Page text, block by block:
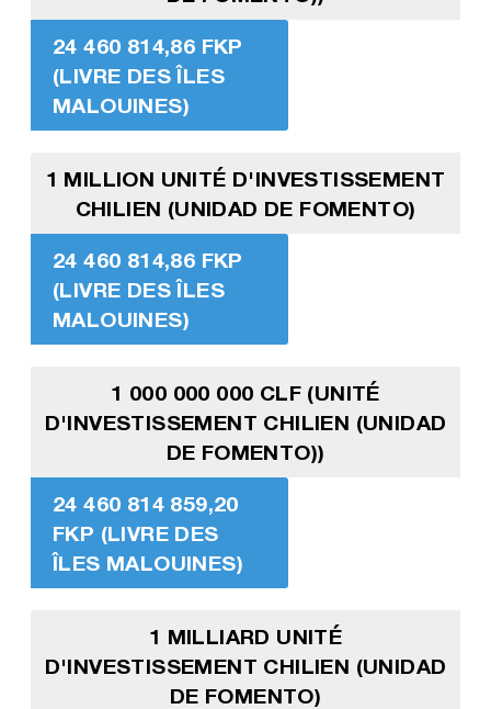
24 460 814,86 FKP
(LIVRE DES ÎLES
MALOUINES)
1 MILLION UNITÉ D'INVESTISSEMENT
CHILIEN (UNIDAD DE FOMENTO)
24 460 814,86 FKP
(LIVRE DES ÎLES
MALOUINES)
1 000 000 000 CLF (UNITÉ
D'INVESTISSEMENT CHILIEN (UNIDAD
DE FOMENTO))
24 460 814 859,20
FKP (LIVRE DES
ÎLES MALOUINES)
1 MILLIARD UNITÉ
D'INVESTISSEMENT CHILIEN (UNIDAD
DE FOMENTO)